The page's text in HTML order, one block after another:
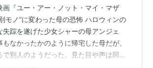
画『ユー・アー・ノット・マイ・マザ
モノ”に変わった母の恐怖 ハロウィンの
失踪を遂げた少女シャーの母アンジェ
なかったかのように帰宅した母だが、
で別人のようだった。見た目や声は同じ